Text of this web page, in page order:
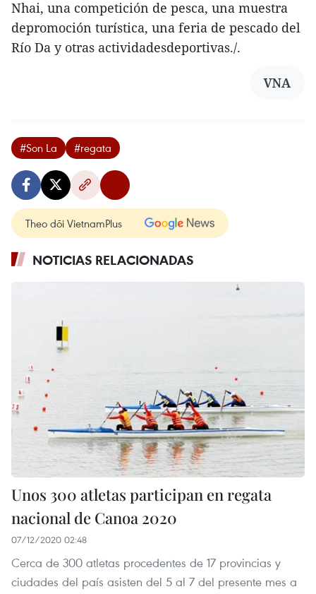
Nhai, una competición de pesca, una muestra
depromoción turística, una feria de pescado del
Río Da y otras actividadesdeportivas./.
VNA
#Son La #regata
Theo dõi VietnamPlus
NOTICIAS RELACIONADAS
Unos 300 atletas participan en regata
nacional de Canoa 2020
07/12/2020 02:48
Cerca de 300 atletas procedentes de 17 provincias y
ciudades del país asisten del 5 al 7 del presente mes a